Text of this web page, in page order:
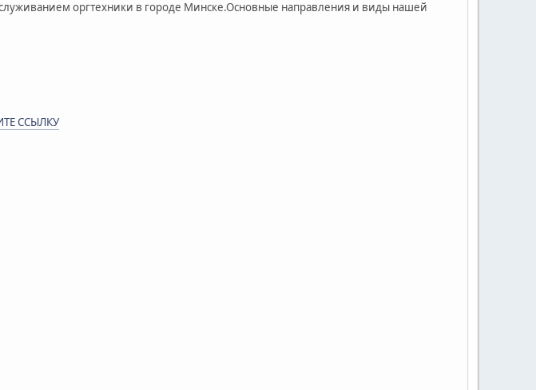
оргтехники в городе Минске.Основные направления и виды нашей
ССЫЛКУ